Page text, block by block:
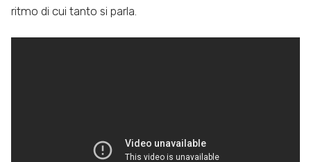
ritmo di cui tanto si parla.